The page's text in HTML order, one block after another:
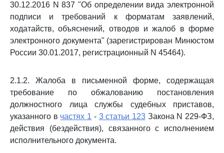
30.12.2016 N 837 "Об определении вида электронной
подписи и требований к форматам заявлений,
ходатайств, объяснений, отводов и жалоб в форме
электронного документа" (зарегистрирован Минюстом
России 30.01.2017, регистрационный N 45464).
2.1.2. Жалоба в письменной форме, содержащая
требование по обжалованию постановления
должностного лица службы судебных приставов,
указанного в частях 1 - 3 статьи 123Закона N 229-ФЗ,
действия (бездействия), связанного с исполнением
исполнительного документа.